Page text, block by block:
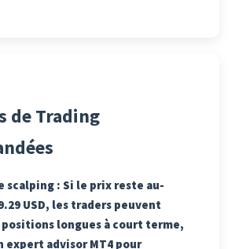
de Trading
scalping : Si le prix reste au-
USD, les traders peuvent
positions longues à court terme,
expert advisor MT4 pour